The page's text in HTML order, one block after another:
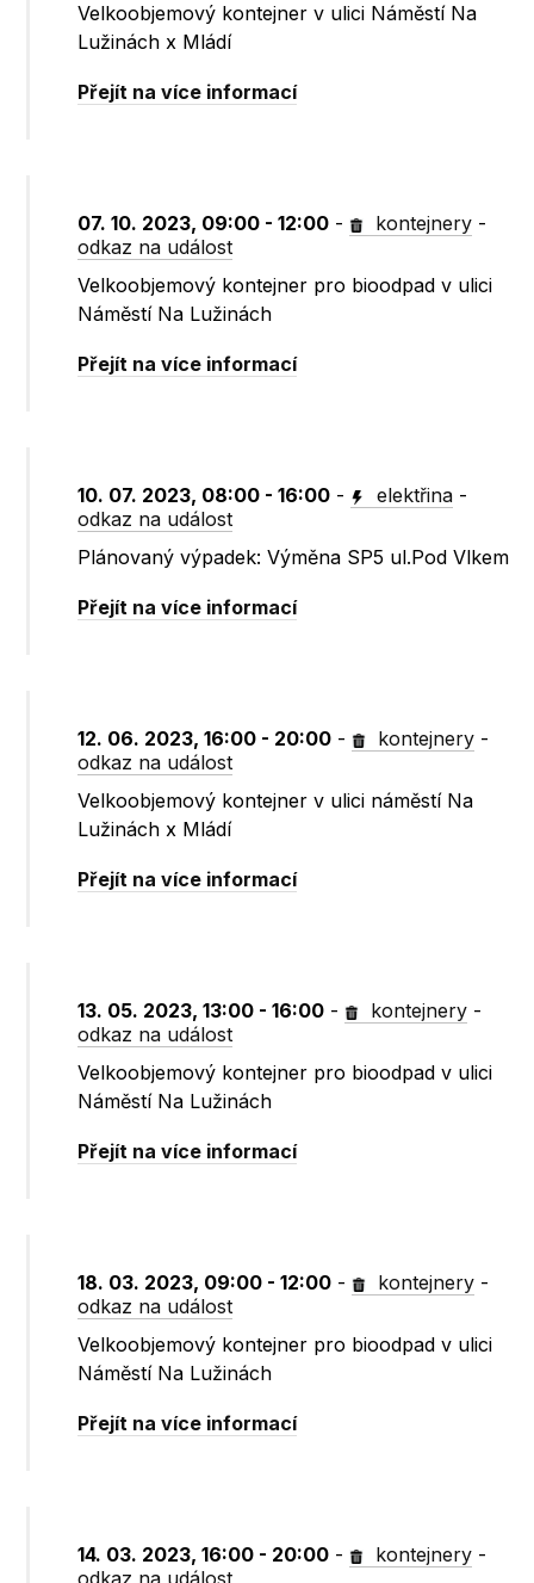
Velkoobjemový kontejner v ulici Náměstí Na
Lužinách x Mládí
Přejít na více informací
07. 10. 2023, 09:00 - 12:00 - kontejnery -
odkaz na událost
Velkoobjemový kontejner pro bioodpad v ulici
Náměstí Na Lužinách
Přejít na více informací
10. 07. 2023, 08:00 - 16:00 - elektřina -
odkaz na událost
Plánovaný výpadek: Výměna SP5 ul.Pod Vlkem
Přejít na více informací
12. 06. 2023, 16:00 - 20:00 - kontejnery -
odkaz na událost
Velkoobjemový kontejner v ulici náměstí Na
Lužinách x Mládí
Přejít na více informací
13. 05. 2023, 13:00 - 16:00 - kontejnery -
odkaz na událost
Velkoobjemový kontejner pro bioodpad v ulici
Náměstí Na Lužinách
Přejít na více informací
18. 03. 2023, 09:00 - 12:00 - kontejnery -
odkaz na událost
Velkoobjemový kontejner pro bioodpad v ulici
Náměstí Na Lužinách
Přejít na více informací
14. 03. 2023, 16:00 - 20:00 - kontejnery -
odkaz na událost